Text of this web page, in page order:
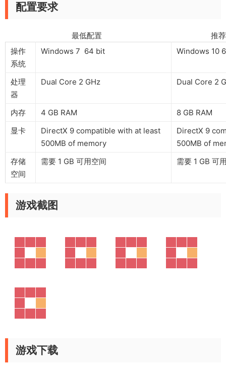
配置要求
最低配置 推荐配
操作
系统
Windows 7 64 bit Windows 10
处理
器
Dual Core 2 GHz Dual Core 2
内存 4 GB RAM
8 GB RAM
显卡
DirectX 9 compatible with at least
500MB of memory
DirectX 9
500MB of
存储
空间
需要 1 GB 可用空间 需要 1 GB 可
游戏截图
游戏下载